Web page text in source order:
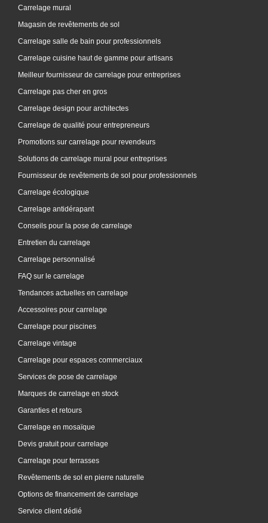
Carrelage mural
Magasin de revêtements de sol
Carrelage salle de bain pour professionnels
Carrelage cuisine haut de gamme pour artisans
Meilleur fournisseur de carrelage pour entreprises
Carrelage pas cher en gros
Carrelage design pour architectes
Carrelage de qualité pour entrepreneurs
Promotions sur carrelage pour revendeurs
Solutions de carrelage mural pour entreprises
Fournisseur de revêtements de sol pour professionnels
Carrelage écologique
Carrelage antidérapant
Conseils pour la pose de carrelage
Entretien du carrelage
Carrelage personnalisé
FAQ sur le carrelage
Tendances actuelles en carrelage
Accessoires pour carrelage
Carrelage pour piscines
Carrelage vintage
Carrelage pour espaces commerciaux
Services de pose de carrelage
Marques de carrelage en stock
Garanties et retours
Carrelage en mosaïque
Devis gratuit pour carrelage
Carrelage pour terrasses
Revêtements de sol en pierre naturelle
Options de financement de carrelage
Service client dédié